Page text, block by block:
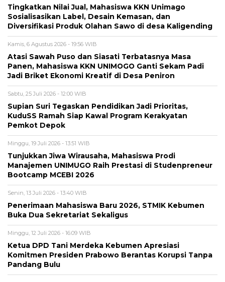
Tingkatkan Nilai Jual, Mahasiswa KKN Unimago
Sosialisasikan Label, Desain Kemasan, dan
Diversifikasi Produk Olahan Sawo di desa Kaligending
Kamis, 6 Agustus 2026 - 19:56 WIB
Atasi Sawah Puso dan Siasati Terbatasnya Masa
Panen, Mahasiswa KKN UNIMOGO Ganti Sekam Padi
Jadi Briket Ekonomi Kreatif di Desa Peniron
Sabtu, 25 Juli 2026 - 12:00 WIB
Supian Suri Tegaskan Pendidikan Jadi Prioritas,
KuduSS Ramah Siap Kawal Program Kerakyatan
Pemkot Depok
Minggu, 19 Juli 2026 - 13:51 WIB
Tunjukkan Jiwa Wirausaha, Mahasiswa Prodi
Manajemen UNIMUGO Raih Prestasi di Studenpreneur
Bootcamp MCEBI 2026
Senin, 13 Juli 2026 - 13:40 WIB
Penerimaan Mahasiswa Baru 2026, STMIK Kebumen
Buka Dua Sekretariat Sekaligus
Minggu, 12 Juli 2026 - 16:09 WIB
Ketua DPD Tani Merdeka Kebumen Apresiasi
Komitmen Presiden Prabowo Berantas Korupsi Tanpa
Pandang Bulu